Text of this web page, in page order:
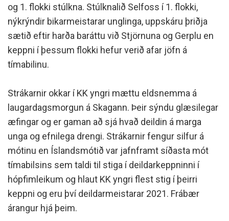
og 1. flokki stúlkna. Stúlknalið Selfoss í 1. flokki,
nýkrýndir bikarmeistarar unglinga, uppskáru þriðja
sætið eftir harða baráttu við Stjörnuna og Gerplu en
keppni í þessum flokki hefur verið afar jöfn á
tímabilinu.
Strákarnir okkar í KK yngri mættu eldsnemma á
laugardagsmorgun á Skagann. Þeir sýndu glæsilegar
æfingar og er gaman að sjá hvað deildin á marga
unga og efnilega drengi. Strákarnir fengur silfur á
mótinu en Íslandsmótið var jafnframt síðasta mót
tímabilsins sem taldi til stiga í deildarkeppninni í
hópfimleikum og hlaut KK yngri flest stig í þeirri
keppni og eru því deildarmeistarar 2021. Frábær
árangur hjá þeim.